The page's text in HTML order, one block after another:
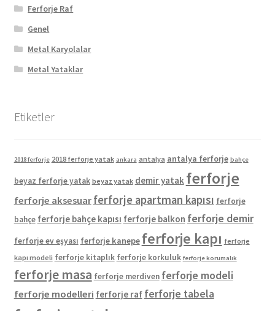
Ferforje Raf
Genel
Metal Karyolalar
Metal Yataklar
Etiketler
2018 ferforje 2018 ferforje yatak ankara antalya antalya ferforje bahçe
beyaz ferforje yatak beyaz yatak demir yatak ferforje
ferforje aksesuar ferforje apartman kapısı ferforje
bahçe ferforje bahçe kapısı ferforje balkon ferforje demir
ferforje ev eşyası ferforje kanepe ferforje kapı ferforje
kapı modeli ferforje kitaplık ferforje korkuluk ferforje korumalık
ferforje masa ferforje merdiven ferforje modeli
ferforje modelleri ferforje raf ferforje tabela